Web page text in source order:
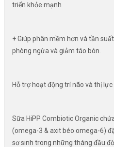
triển khỏe mạnh
+ Giúp phân mềm hơn và tần
phòng ngừa và giảm táo bón.
Hỗ trợ hoạt động trí não và thị lực
Sữa HiPP Combiotic Organic
(omega-3 & axit béo omega-6)
sơ sinh trong những tháng đầu